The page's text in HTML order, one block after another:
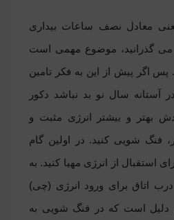
8 ساعت یعنی معادل نصف ساعات بیداری
می گذرانید، موضوع مهمی است
اگر پیش از این به فکر تامین
آستانه سال نو بد نباشد دکور
بهتر و بیشتر انرژی مثبت و
فنگ شویی کنید. در اولین گام
استقبال از انرژی مهیا کنید. به
اتاق برای ورود انرژی (چی)
دلیل است که در فنگ شویی به